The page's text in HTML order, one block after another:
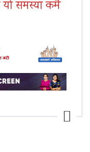
यो समस्या कमै